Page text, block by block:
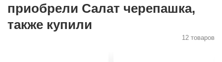
приобрели Салат черепашка,
также купили
12 товаров